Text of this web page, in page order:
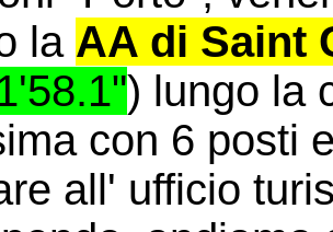
la AA di Saint
) lungo la
con 6 posti
all' ufficio